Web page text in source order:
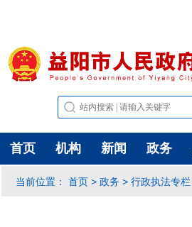
首页 机构 新闻 政务
当前位置： 首页 > 政务 > 行政执法专栏